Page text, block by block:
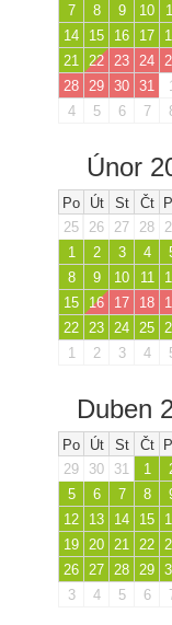
7
8 9 10
14
15 16 17
21
22 23 24
28
29 30 31
4
5 6 7
Únor
Po Út St Čt
25
26 27 28
1
2 3 4
8
9 10 11
15
16 17 18
22 23 24 25
1
2 3 4
Duben
Po Út St Čt
29
30 31 1
5
6 7 8
12
13 14 15
19 20 21 22
26 27 28 29
3
4 5 6